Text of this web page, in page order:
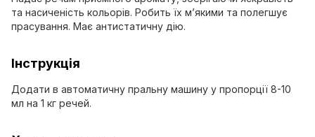
та насиченість кольорів. Робить їх м’якими та полегшує
прасування. Має антистатичну дію.
Інструкція
Додати в автоматичну пральну машину у пропорції 8-10
мл на 1 кг речей.